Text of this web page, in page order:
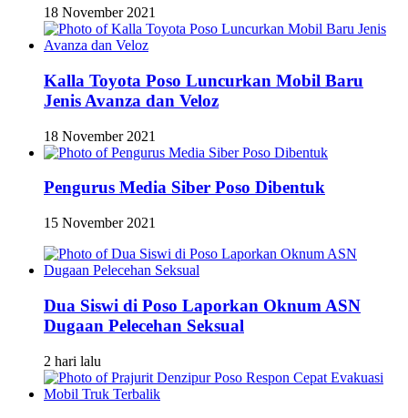
18 November 2021
Kalla Toyota Poso Luncurkan Mobil Baru
Jenis Avanza dan Veloz
18 November 2021
Pengurus Media Siber Poso Dibentuk
15 November 2021
Dua Siswi di Poso Laporkan Oknum ASN
Dugaan Pelecehan Seksual
2 hari lalu